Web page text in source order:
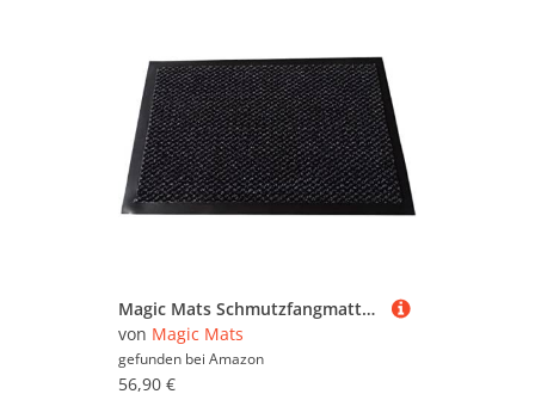
Magic Mats Schmutzfangmatte Türmatte Bern Farbe Schwarz ca. 120 x 180 cm
von Magic Mats
gefunden bei Amazon
56,90 €